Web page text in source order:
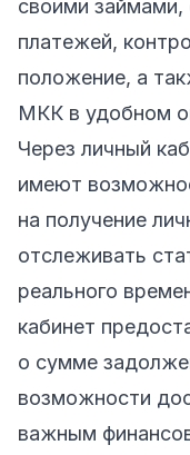
своими
платежей,
положение, а
МКК в удобном
Через личный
имеют
на получение
отслеживать
реального
кабинет
о сумме
возможности
важным